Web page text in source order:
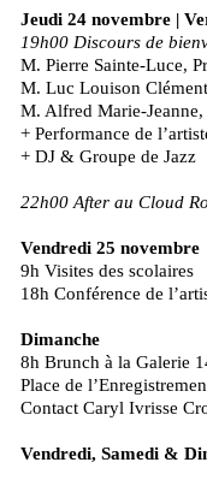
Jeudi 24 novembre |
19h00 Discours de
M. Pierre Sainte-Luce,
M. Luc Louison
M. Alfred Marie-
+ Performance de
+ DJ & Groupe de Jazz
22h00 After au Cloud
Vendredi 25 novembre
9h Visites des scolaires
18h Conférence de
Dimanche
8h Brunch à la Galerie
Place de
Contact Caryl Ivrisse
Vendredi, Samedi &